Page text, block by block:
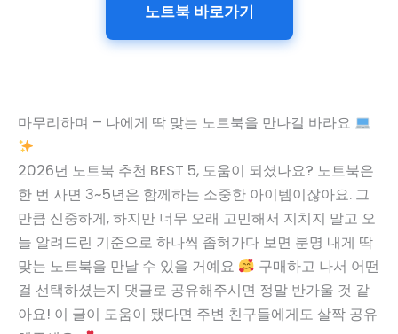
노트북 바로가기
마무리하며 – 나에게 딱 맞는 노트북을 만나길 바라요
2026년 노트북 추천 BEST 5, 도움이 되셨나요? 노트북은
한 번 사면 3~5년은 함께하는 소중한 아이템이잖아요. 그
만큼 신중하게, 하지만 너무 오래 고민해서 지치지 말고 오
늘 알려드린 기준으로 하나씩 좁혀가다 보면 분명 내게 딱
맞는 노트북을 만날 수 있을 거예요
구매하고 나서 어떤
걸 선택하셨는지 댓글로 공유해주시면 정말 반가울 것 같
아요! 이 글이 도움이 됐다면 주변 친구들에게도 살짝 공유